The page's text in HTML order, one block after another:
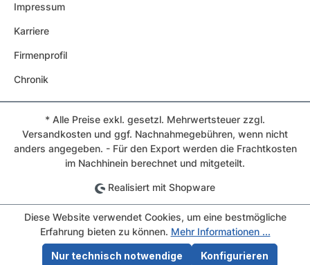
Impressum
Karriere
Firmenprofil
Chronik
* Alle Preise exkl. gesetzl. Mehrwertsteuer zzgl.
Versandkosten und ggf. Nachnahmegebühren, wenn nicht
anders angegeben. - Für den Export werden die Frachtkosten
im Nachhinein berechnet und mitgeteilt.
Realisiert mit Shopware
Diese Website verwendet Cookies, um eine bestmögliche
Erfahrung bieten zu können. Mehr Informationen ...
Nur technisch notwendige Konfigurieren